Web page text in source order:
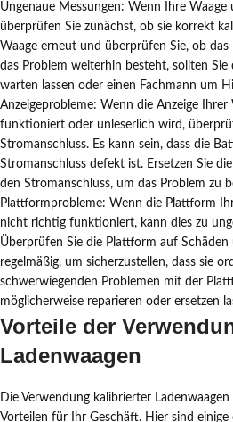
Ungenaue Messungen: Wenn Ihre Waage
überprüfen Sie zunächst, ob sie korrekt
Waage erneut und überprüfen Sie, ob
das Problem weiterhin besteht, sollten Sie
warten lassen oder einen Fachmann um
Anzeigeprobleme: Wenn die Anzeige
funktioniert oder unleserlich wird,
Stromanschluss. Es kann sein, dass die
Stromanschluss defekt ist. Ersetzen Sie
den Stromanschluss, um das Problem zu
Plattformprobleme: Wenn die Plattform
nicht richtig funktioniert, kann dies zu
Überprüfen Sie die Plattform auf Schäden
regelmäßig, um sicherzustellen, dass sie
schwerwiegenden Problemen mit der
möglicherweise reparieren oder ersetzen
Vorteile der
Ladenwaagen
Die Verwendung kalibrierter
Vorteilen für Ihr Geschäft. Hier sind